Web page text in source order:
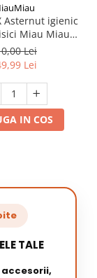
Asternut igienic
Miau Miau
Fresh 8L
Lei
Lei
IN COS
TALE
accesorii,